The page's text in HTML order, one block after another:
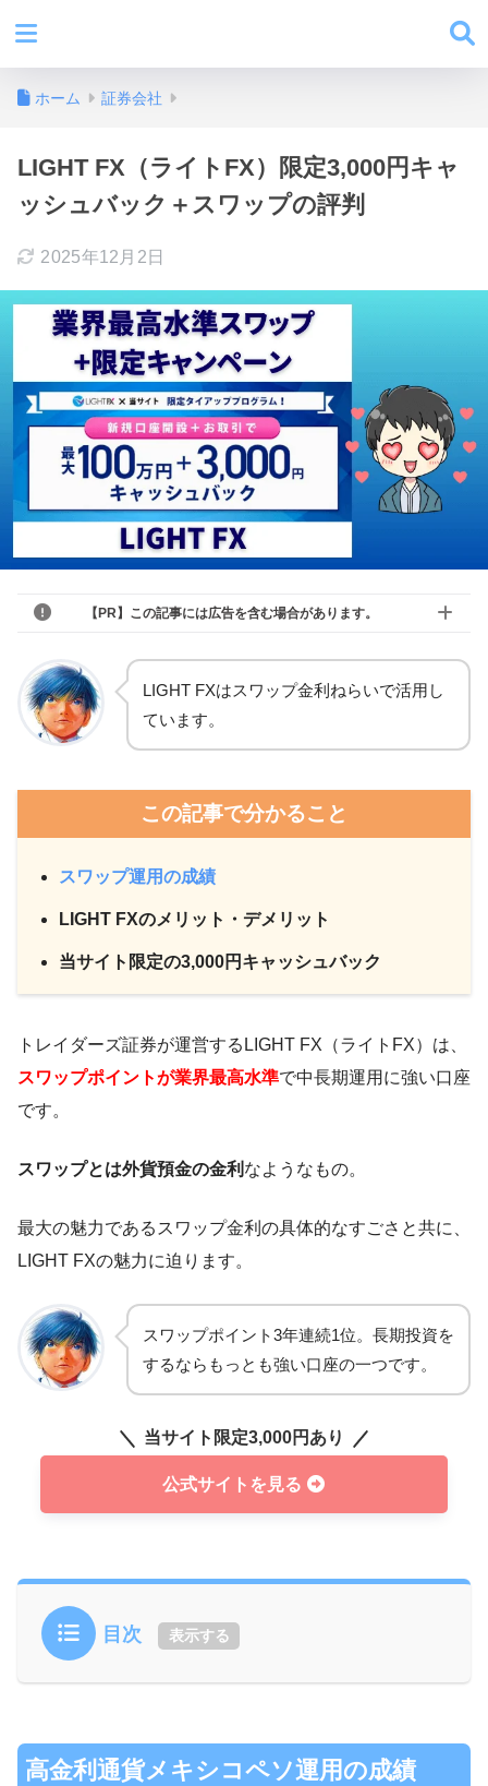
ホーム 証券会社
LIGHT FX（ライトFX）限定3,000円キャ
ッシュバック＋スワップの評判
2025年12月2日
【PR】この記事には広告を含む場合があります。
LIGHT FXはスワップ金利ねらいで活用し
ています。
この記事で分かること
スワップ運用の成績
LIGHT FXのメリット・デメリット
当サイト限定の3,000円キャッシュバック
トレイダーズ証券が運営するLIGHT FX（ライトFX）は、
スワップポイントが業界最高水準で中長期運用に強い口座
です。
スワップとは外貨預金の金利 なようなもの。
最大の魅力であるスワップ金利の具体的なすごさと共に、
LIGHT FXの魅力に迫ります。
スワップポイント3年連続1位。長期投資を
するならもっとも強い口座の一つです。
当サイト限定3,000円あり
公式サイトを見る
目次 表示する
高金利通貨メキシコペソ運用の成績